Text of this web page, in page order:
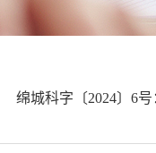
绵城科字〔2024〕6